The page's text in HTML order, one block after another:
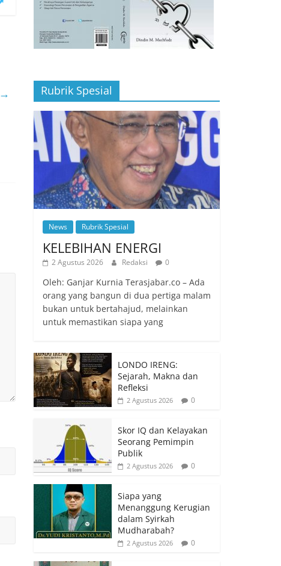
→ Rubrik Spesial
News Rubrik Spesial
KELEBIHAN ENERGI
2 Agustus 2026 Redaksi 0
Oleh: Ganjar Kurnia Terasjabar.co – Ada
orang yang bangun di dua pertiga malam
bukan untuk bertahajud, melainkan
untuk memastikan siapa yang
LONDO IRENG:
Sejarah, Makna dan
Refleksi
2 Agustus 2026 0
Skor IQ dan Kelayakan
Seorang Pemimpin
Publik
2 Agustus 2026 0
Siapa yang
Menanggung Kerugian
dalam Syirkah
Mudharabah?
2 Agustus 2026 0